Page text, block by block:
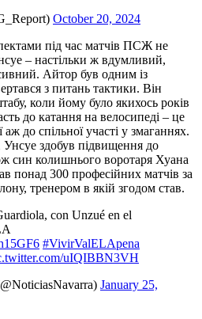
October 20, 2024
під час матчів ПСЖ не
– настільки ж вдумливий,
Айтор був одним із
з питань тактики. Він
коли йому було якихось років
до катання на велосипеді – це
аж до спільної участі у змаганнях.
здобув підвищення до
син колишнього воротаря Хуана
понад 300 професійних матчів за
тренером в якій згодом став.
con Unzué en el
#VivirValELApena
uIQIBBN3VH
January 25,